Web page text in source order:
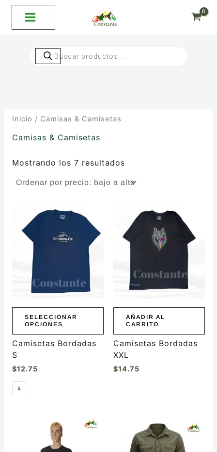
contenido
Búsqueda
productos
Inicio / Camisas & Camisetas
Camisas & Camisetas
Mostrando los 7 resultados
SELECCIONAR
OPCIONES
producto
tiene
variantes.
opciones
pueden
elegir
la
página
de
producto
Camisetas Bordadas
S
$12.75
s
AÑADIR AL
CARRITO
Camisetas Bordadas
XXL
$14.75
producto
tiene